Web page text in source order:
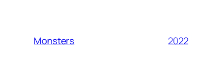
Monsters 2022